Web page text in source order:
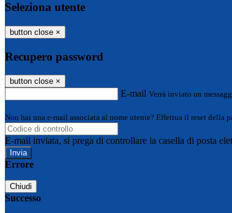
Seleziona utente
button close ×
Recupero password
button close ×
E-mail Verrà inviato un
Non hai una e-mail associata al nome utente? Effettua il reset della
E-mail inviata, si prega di controllare la casella di posta
Errore
Chiudi
Successo